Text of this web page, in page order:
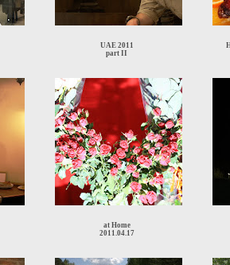
UAE 2011
part II
at Home
2011.04.17